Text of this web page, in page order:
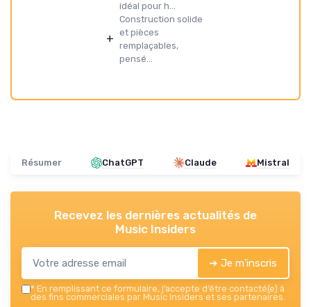
idéal pour h...
+
Construction solide
et pièces
remplaçables,
pensé...
Résumer ChatGPT Claude Mistral
Recevez les dernières actualités de
Music Insiders
➔ Je m'inscris
* En remplissant ce formulaire, j’accepte d’être contacté(e) à
des fins commerciales par Music Insiders et ses partenaires.